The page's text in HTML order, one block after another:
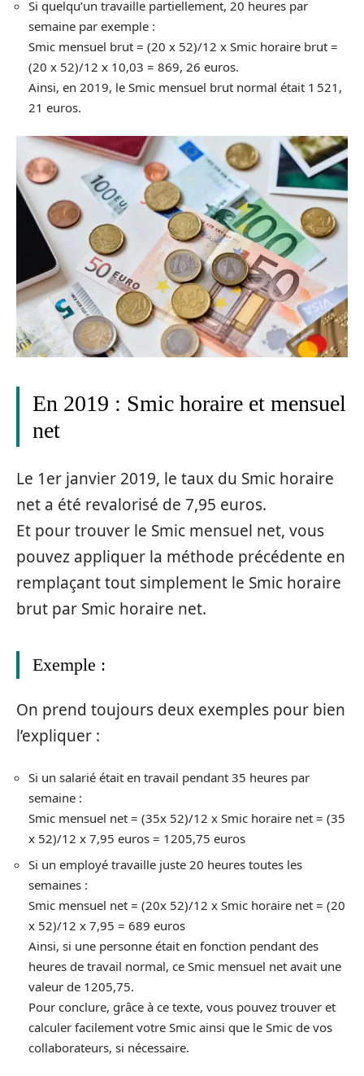
Si quelqu’un travaille partiellement, 20 heures par
semaine par exemple :
Smic mensuel brut = (20 x 52)/12 x Smic horaire brut =
(20 x 52)/12 x 10,03 = 869, 26 euros.
Ainsi, en 2019, le Smic mensuel brut normal était 1 521,
21 euros.
En 2019 : Smic horaire et mensuel
net
Le 1er janvier 2019, le taux du Smic horaire
net a été revalorisé de 7,95 euros.
Et pour trouver le Smic mensuel net, vous
pouvez appliquer la méthode précédente en
remplaçant tout simplement le Smic horaire
brut par Smic horaire net.
Exemple :
On prend toujours deux exemples pour bien
l’expliquer :
Si un salarié était en travail pendant 35 heures par
semaine :
Smic mensuel net = (35x 52)/12 x Smic horaire net = (35
x 52)/12 x 7,95 euros = 1205,75 euros
Si un employé travaille juste 20 heures toutes les
semaines :
Smic mensuel net = (20x 52)/12 x Smic horaire net = (20
x 52)/12 x 7,95 = 689 euros
Ainsi, si une personne était en fonction pendant des
heures de travail normal, ce Smic mensuel net avait une
valeur de 1205,75.
Pour conclure, grâce à ce texte, vous pouvez trouver et
calculer facilement votre Smic ainsi que le Smic de vos
collaborateurs, si nécessaire.